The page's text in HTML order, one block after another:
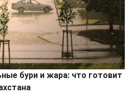
бури и жара: что готовит